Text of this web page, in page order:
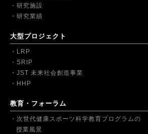
研究施設
研究業績
大型プロジェクト
LRP
SRIP
JST 未来社会創造事業
HHP
教育・フォーラム
次世代健康スポーツ科学教育プログラムの
授業風景